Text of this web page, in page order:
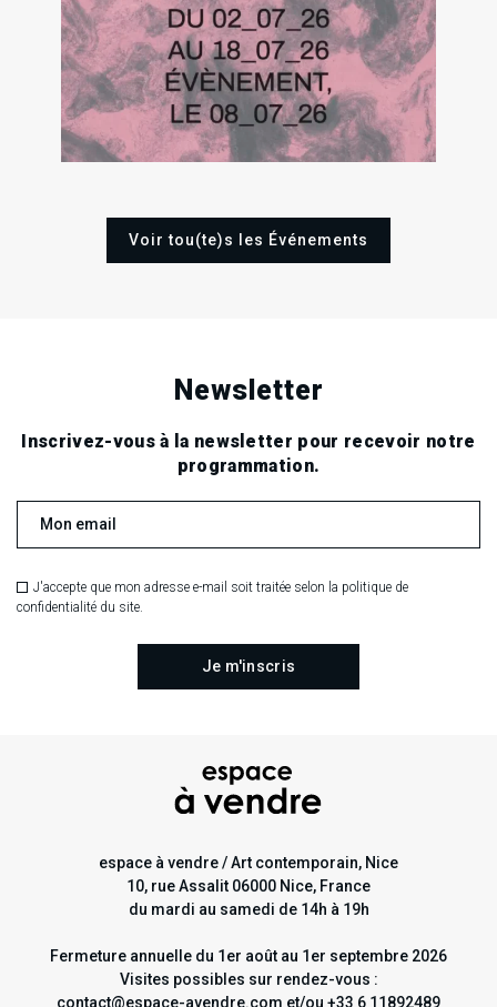
02
Jeu
18
Juil
2026
Voir tou(te)s les Événements
Newsletter
Inscrivez-vous à la newsletter pour recevoir notre
programmation.
J'accepte que mon adresse e-mail soit traitée selon la politique de
confidentialité du site.
espace à vendre / Art contemporain, Nice
10, rue Assalit 06000 Nice, France
du mardi au samedi de 14h à 19h
Fermeture annuelle du 1er août au 1er septembre 2026
Visites possibles sur rendez-vous :
contact@espace-avendre.com et/ou +33 6 11892489